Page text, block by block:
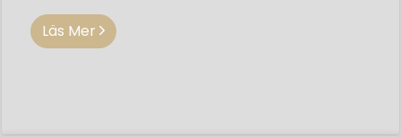
Läs Mer